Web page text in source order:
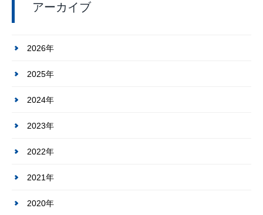
アーカイブ
2026年
2025年
2024年
2023年
2022年
2021年
2020年